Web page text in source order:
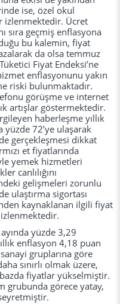
ise, özel okul
izlenmektedir. Ücret
sıra geçmiş enflasyona
bu kalemin, fiyat
da olsa temmuz
Fiyat Endeksi’ne
enflasyonunu yakın
riski bulunmaktadır.
görüşme ve internet
artışlar göstermektedir.
haberleşme yıllık
72’ye ulaşarak
gerçekleşmesi dikkat
et fiyatlarında
yemek hizmetleri
canlılığını
gelişmeleri zorunlu
ulaştırma sigortası
kaynaklanan ilgili fiyat
izlenmektedir.
yüzde 3,29
enflasyon 4,18 puan
gruplarına göre
sınırlı olmak üzere,
fiyatlar yükselmiştir.
grubunda görece yatay,